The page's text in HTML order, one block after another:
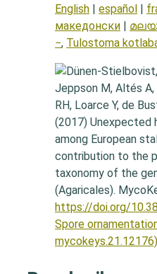
English | español |
македонски |
−, Tulostoma
Jeppson M, Altés A,
RH, Loarce Y, de
(2017) Unexpected
among European
contribution to the
taxonomy of the
(Agaricales).
https://doi.org/
Spore